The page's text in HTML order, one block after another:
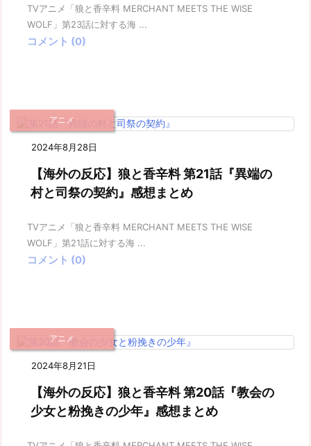
TVアニメ「狼と香辛料 MERCHANT MEETS THE WISE
WOLF」第23話に対する海 ...
コメント (0)
2024年8月28日
アニメ
【海外の反応】狼と香辛料 第21話『異端の
村と司祭の契約』感想まとめ
TVアニメ「狼と香辛料 MERCHANT MEETS THE WISE
WOLF」第21話に対する海 ...
コメント (0)
2024年8月21日
アニメ
【海外の反応】狼と香辛料 第20話『教会の
少女と粉挽きの少年』感想まとめ